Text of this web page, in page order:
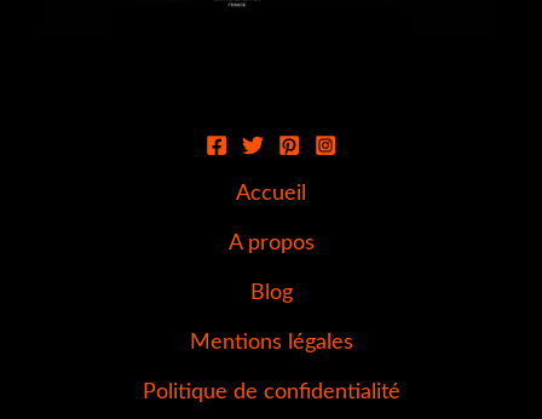
Accueil
A propos
Blog
Mentions légales
Politique de confidentialité